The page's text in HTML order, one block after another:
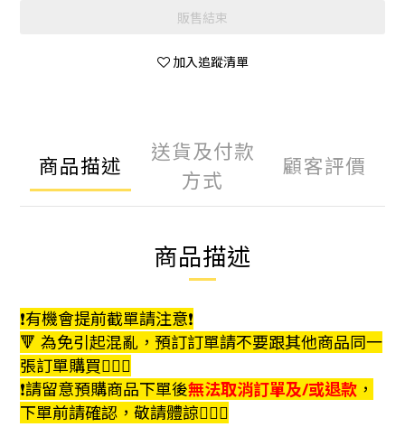
販售結束
加入追蹤清單
商品描述
送貨及付款
方式
顧客評價
商品描述
❗️有機會提前截單請注意❗️
🔻 為免引起混亂，預訂訂單請不要跟其他商品同一
張訂單購買🙇🏻‍♀️
❗️請留意預購商品下單後無法取消訂單及/或退款 ，
下單前請確認，敬請體諒🙇🏻‍♀️